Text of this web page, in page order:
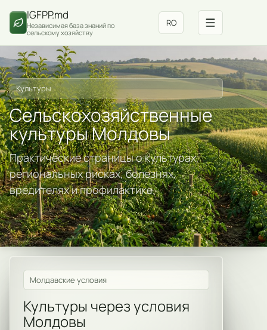
IGFPP.md
Независимая база знаний по
сельскому хозяйству
RO
Культуры
Сельскохозяйственные
культуры Молдовы
Практические страницы о культурах,
региональных рисках, болезнях,
вредителях и профилактике.
Молдавские условия
Культуры через условия
Молдовы